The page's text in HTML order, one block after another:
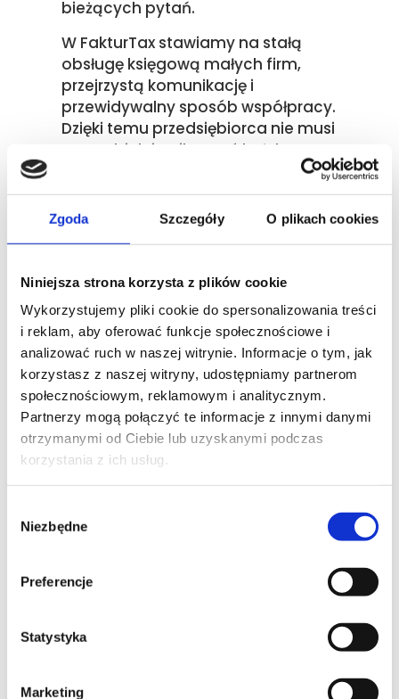
Zgoda Szczegóły O plikach cookies
Niniejsza strona korzysta z plików cookie
Wykorzystujemy pliki cookie do spersonalizowania treści
i reklam, aby oferować funkcje społecznościowe i
analizować ruch w naszej witrynie. Informacje o tym, jak
korzystasz z naszej witryny, udostępniamy partnerom
społecznościowym, reklamowym i analitycznym.
Partnerzy mogą połączyć te informacje z innymi danymi
otrzymanymi od Ciebie lub uzyskanymi podczas
korzystania z ich usług.
zgody
Niezbędne
Preferencje
Statystyka
Marketing
bieżących pytań.
W FakturTax stawiamy na stałą
obsługę księgową małych firm,
przejrzystą komunikację i
przewidywalny sposób współpracy.
Dzięki temu przedsiębiorca nie musi
samodzielnie pilnować każdego
skupić się na prowadzeniu swojej
firmy.
Obsługujemy małe firmy usługowe,
handlowe, lokalne biznesy oraz
księgowości dopasowanej do skali
działalności. Pomagamy
uporządkować faktury, koszty,
dokumenty i bieżące rozliczenia, a
najważniejsze informacje
przekazujemy w prosty i czytelny
sposób.
Opinie o księgowości dla małych
Zobacz, jak klienci oceniają obsługę księgową w
FakturTax, kontakt z księgową, wsparcie w